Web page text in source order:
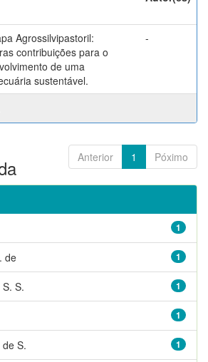
Agrossilvipastoril:
contribuições para o
de uma
sustentável.
-
Anterior 1 Póximo
1
1
de
1
S.
1
1
de S.